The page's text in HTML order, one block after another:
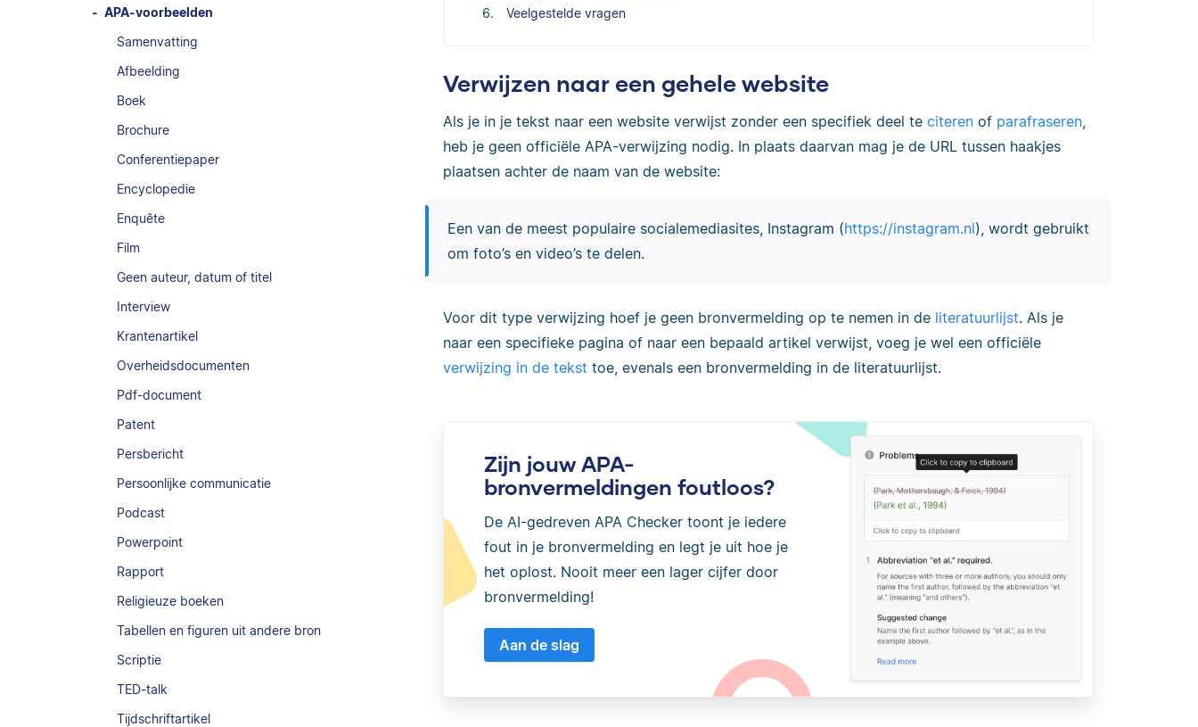
APA-voorbeelden
Samenvatting
Afbeelding
Boek
Brochure
Conferentiepaper
Encyclopedie
Enquête
Film
Geen auteur, datum of titel
Interview
Krantenartikel
Overheidsdocumenten
Pdf-document
Patent
Persbericht
Persoonlijke communicatie
Podcast
Powerpoint
Rapport
Religieuze boeken
Tabellen en figuren uit andere bron
Scriptie
TED-talk
Tijdschriftartikel
Veelgestelde vragen
Verwijzen naar een gehele website
Als je in je tekst naar een website verwijst zonder een specifiek deel te citeren of parafraseren
heb je geen officiële APA-verwijzing nodig. In plaats daarvan mag je de URL tussen haakjes
plaatsen achter de naam van de website:
Een van de meest populaire socialemediasites, Instagram (https://instagram.nl), wordt gebruikt
om foto’s en video’s te delen.
Voor dit type verwijzing hoef je geen bronvermelding op te nemen in de literatuurlijst. Als je
naar een specifieke pagina of naar een bepaald artikel verwijst, voeg je wel een officiële
verwijzing in de tekst toe, evenals een bronvermelding in de literatuurlijst.
Zijn jouw APA-
bronvermeldingen foutloos?
De AI-gedreven APA Checker toont je iedere
fout in je bronvermelding en legt je uit hoe je
het oplost. Nooit meer een lager cijfer door
bronvermelding!
Aan de slag